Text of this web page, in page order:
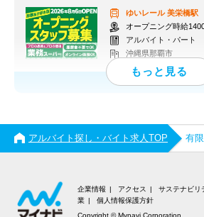
ゆいレール美栄橋駅
オープニング時給1400円（
アルバイト・パート
沖縄県那覇市
アルバイト探し・バイト求人TOP 有
企業情報 アクセス サステナビリ
業
個人情報保護方針
Copyright © Mynavi Corporation